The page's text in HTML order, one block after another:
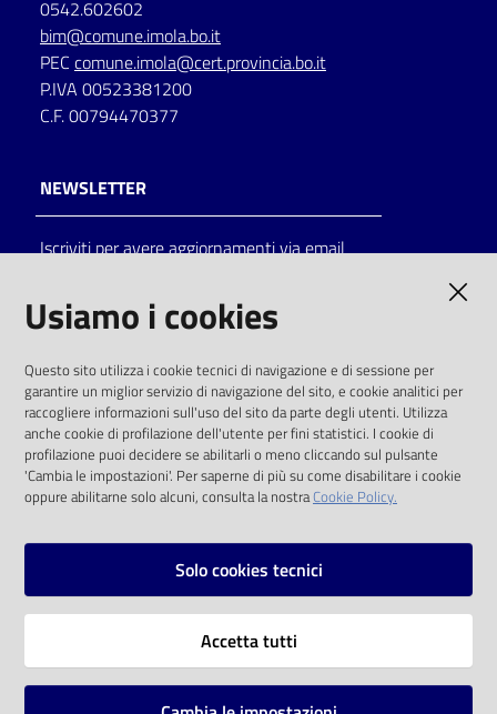
Catalogo
Eventi
Chiedi al
bibliotecario
Avvisi
0542.602602
bim@comune.imola.bo.it
PEC comune.imola@cert.provincia.bo.it
P.IVA 00523381200
C.F. 00794470377
NEWSLETTER
Iscriviti per avere aggiornamenti via email
solo alle condizioni previste dalla direttiva
comunitaria 2003/98/CE e dal d.lgs. 36/2006
SOCIAL
Instagram
Vai alla pagina
Usiamo i cookies
Questo sito utilizza i cookie tecnici di navigazione e di sessione per
garantire un miglior servizio di navigazione del sito, e cookie analitici per
raccogliere informazioni sull'uso del sito da parte degli utenti. Utilizza
anche cookie di profilazione dell'utente per fini statistici. I cookie di
profilazione puoi decidere se abilitarli o meno cliccando sul pulsante
'Cambia le impostazioni'. Per saperne di più su come disabilitare i cookie
oppure abilitarne solo alcuni, consulta la nostraCookie Policy.
Solo cookies tecnici
Accetta tutti